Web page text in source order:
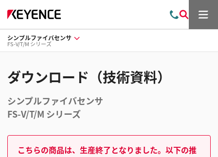
問
わ
索
メ
シンプルファイバセンサ
FS-V/T/M シリーズ
ダウンロード（技術資料）
シンプルファイバセンサ
FS-V/T/M シリーズ
こちらの商品は、生産終了となりました。以下の推